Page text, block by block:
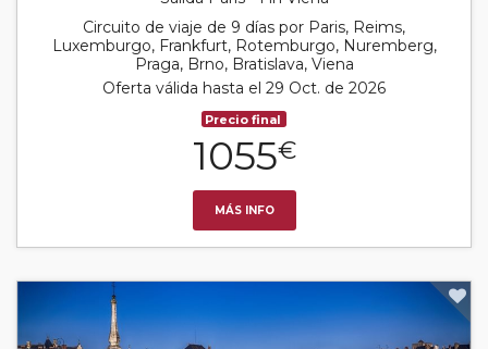
Circuito de viaje de 9 días por Paris, Reims,
Luxemburgo, Frankfurt, Rotemburgo, Nuremberg,
Praga, Brno, Bratislava, Viena
Oferta válida hasta el 29 Oct. de 2026
Precio final
1055€
MÁS INFO